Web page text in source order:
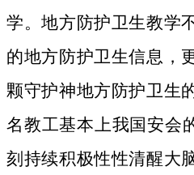
学。地方防护卫生教学
的地方防护卫生信息，
颗守护神地方防护卫生
名教工基本上我国安会
刻持续积极性性清醒大